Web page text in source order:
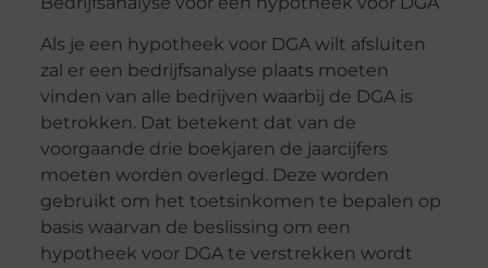
Als je een hypotheek voor DGA wilt afsluiten
zal er een bedrijfsanalyse plaats moeten
vinden van alle bedrijven waarbij de DGA is
betrokken. Dat betekent dat van de
voorgaande drie boekjaren de jaarcijfers
moeten worden overlegd. Deze worden
gebruikt om het toetsinkomen te bepalen op
basis waarvan de beslissing om een
hypotheek voor DGA te verstrekken wordt